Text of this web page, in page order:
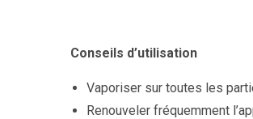
Conseils d’utilisation
Vaporiser sur toutes les
Renouveler fréquemment